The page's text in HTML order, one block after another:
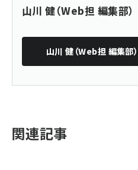
山川 健（Web担 編集部）
山川 健（Web担 編集部）
関連記事